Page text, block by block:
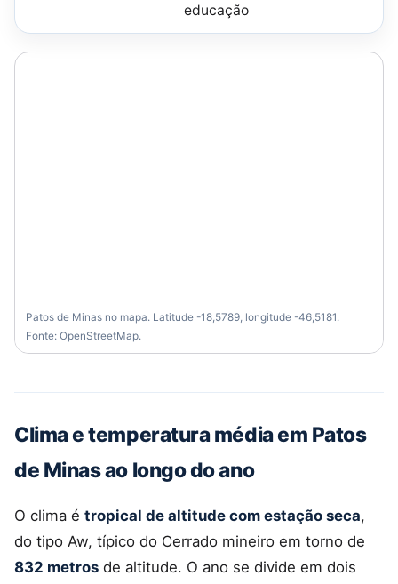
educação
Patos de Minas no mapa. Latitude -18,5789, longitude -46,5181.
Fonte: OpenStreetMap.
Clima e temperatura média em Patos
de Minas ao longo do ano
O clima é tropical de altitude com estação seca,
do tipo Aw, típico do Cerrado mineiro em torno de
832 metros de altitude. O ano se divide em dois